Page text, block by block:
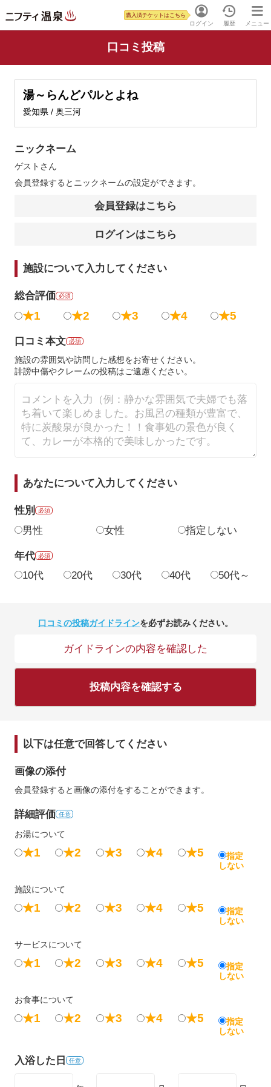
ログイン
購入済チケットはこちら
履歴 メニュー
口コミ投稿
湯～らんどパルとよね
愛知県 / 奥三河
ニックネーム
ゲスト さん
会員登録するとニックネームの設定ができます。
会員登録はこちら
ログインはこちら
施設について入力してください
総合評価 必須
★1 ★2 ★3 ★4 ★5
口コミ本文 必須
施設の雰囲気や訪問した感想をお寄せください。
誹謗中傷やクレームの投稿はご遠慮ください。
あなたについて入力してください
性別 必須
男性 女性 指定しない
年代 必須
10代 20代 30代 40代 50代～
口コミの投稿ガイドラインを必ずお読みください。
ガイドラインの内容を確認した
投稿内容を確認する
以下は任意で回答してください
画像の添付
会員登録すると画像の添付をすることができます。
詳細評価 任意
お湯について
★1 ★2 ★3 ★4 ★5
指定
しない
施設について
★1 ★2 ★3 ★4 ★5
指定
しない
サービスについて
★1 ★2 ★3 ★4 ★5
指定
しない
お食事について
★1 ★2 ★3 ★4 ★5
指定
しない
入浴した日 任意